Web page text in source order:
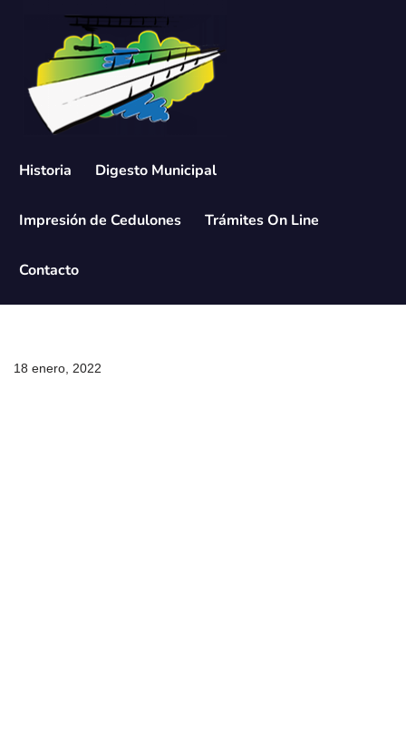
contenido
Historia Digesto Municipal
Impresión de Cedulones Trámites On Line
Contacto
18 enero, 2022